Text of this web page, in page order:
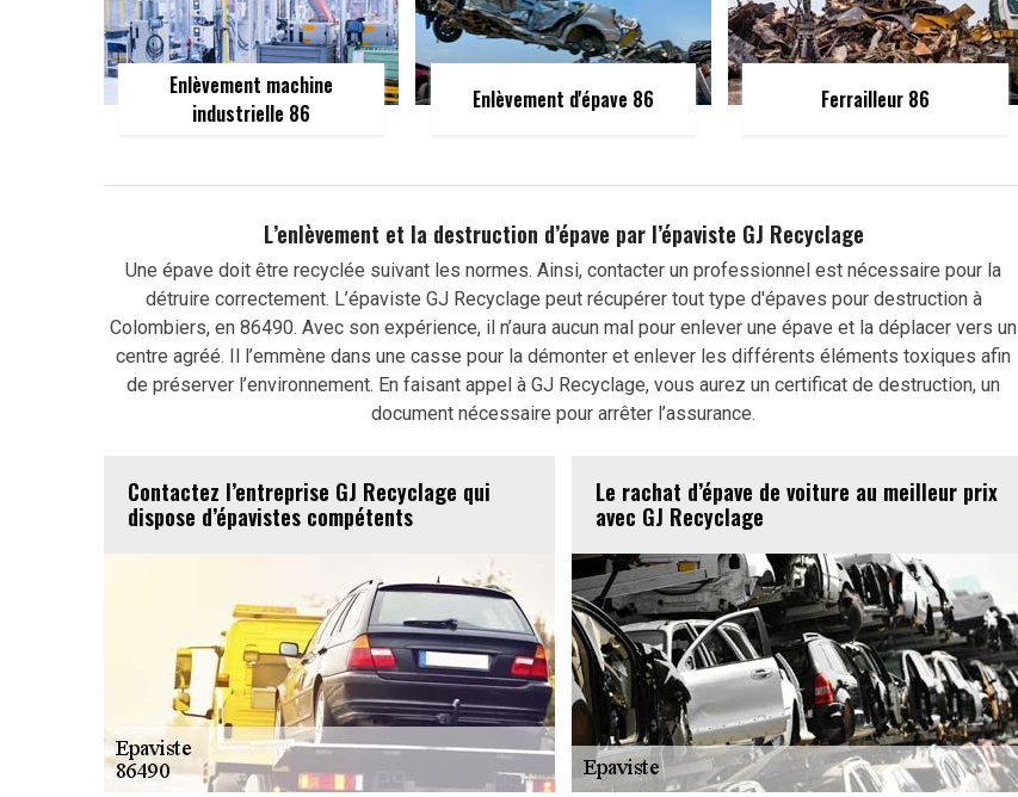
Enlèvement machine
industrielle 86
Enlèvement d'épave 86 Ferrailleur 86
L’enlèvement et la destruction d’épave par l’épaviste GJ Recyclage
Une épave doit être recyclée suivant les normes. Ainsi, contacter un professionnel est nécessaire pour la
détruire correctement. L’épaviste GJ Recyclage peut récupérer tout type d'épaves pour destruction à
Colombiers, en 86490. Avec son expérience, il n’aura aucun mal pour enlever une épave et la déplacer vers un
centre agréé. Il l’emmène dans une casse pour la démonter et enlever les différents éléments toxiques afin
de préserver l’environnement. En faisant appel à GJ Recyclage, vous aurez un certificat de destruction, un
document nécessaire pour arrêter l’assurance.
Contactez l’entreprise GJ Recyclage qui
dispose d’épavistes compétents
Le rachat d’épave de voiture au meilleur prix
avec GJ Recyclage